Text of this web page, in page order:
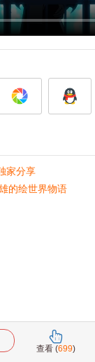
家分享
的绘世界物语
查看 (699)